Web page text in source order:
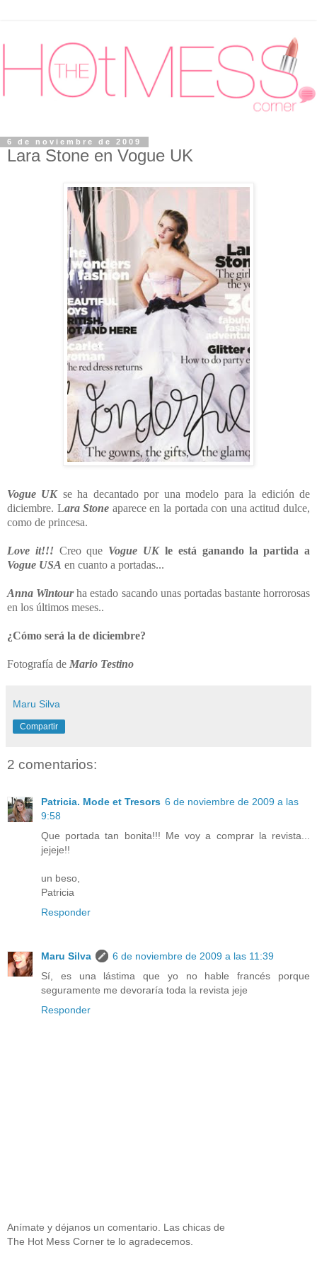
6 de noviembre de 2009
Lara Stone en Vogue UK
Vogue UKse ha decantado por una modelo para la edición de
diciembre. Lara Stone aparece en la portada con una actitud dulce,
como de princesa.
Love it!!! Creo que Vogue UKle está ganando la partida a
Vogue USA en cuanto a portadas...
Anna Wintourha estado sacando unas portadas bastante horrorosas
en los últimos meses..
¿Cómo será la de diciembre?
Fotografía de Mario Testino
Maru Silva
Compartir
2 comentarios:
Patricia. Mode et Tresors 6 de noviembre de 2009 a las
9:58
Que portada tan bonita!!! Me voy a comprar la revista...
jejeje!!
un beso,
Patricia
Responder
Maru Silva
6 de noviembre de 2009 a las 11:39
Sí, es una lástima que yo no hable francés porque
seguramente me devoraría toda la revista jeje
Responder
Anímate y déjanos un comentario. Las chicas de
The Hot Mess Corner te lo agradecemos.